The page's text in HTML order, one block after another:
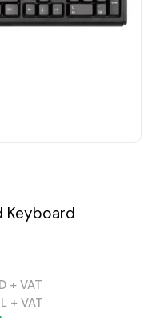
Keyboard
+ VAT
+ VAT